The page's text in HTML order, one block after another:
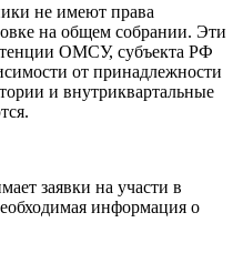
не имеют права
на общем собрании. Эти
ОМСУ, субъекта РФ
от принадлежности
и внутриквартальные
заявки на участи в
информация о